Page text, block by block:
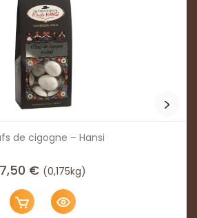
de cigogne – Hansi
7,50 € (0,175kg)